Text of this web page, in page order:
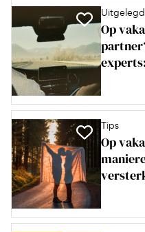
Uitgelegd
Op
Tips
Op